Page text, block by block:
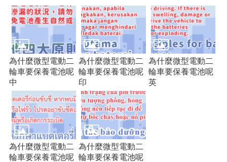
便
民
服
務
政
府
訊
公
開
檔
案
為什麼微型電動二
輪車要保養電池呢
中
為什麼微型電動二
輪車要保養電池呢
印
為什麼微型電動二
輪車要保養電池呢
英
為什麼微型電動二
輪車要保養電池呢
為什麼微型電動二
輪車要保養電池呢